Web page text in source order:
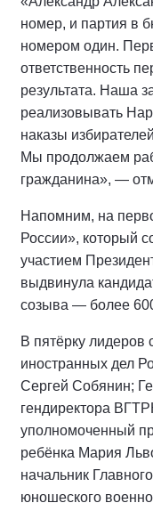
номер, и партия в
номером один.
ответственность
результата. Наша
реализовывать
наказы
Мы продолжаем
гражданина», —
Напомним, на
России», который
участием
выдвинула
созыва — более
В пятёрку лидеров
иностранных дел
Сергей Собянин;
гендиректора
уполномоченный
ребёнка Мария
начальник
юношеского